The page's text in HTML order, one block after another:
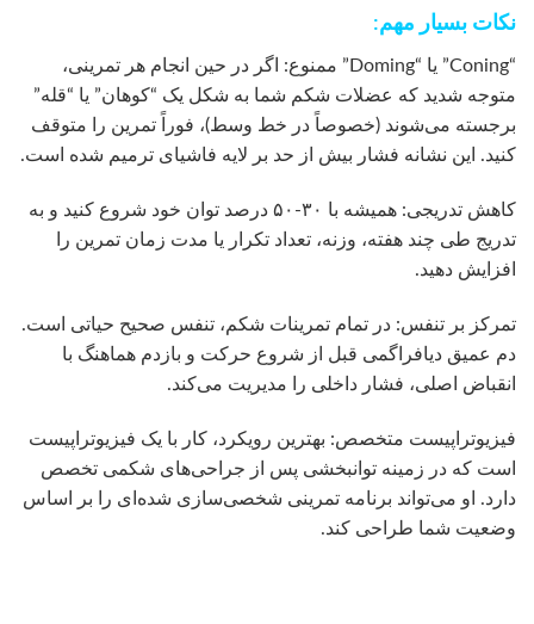
نکات بسیار مهم:
“Coning” یا “Doming” ممنوع: اگر در حین انجام هر تمرینی،
متوجه شدید که عضلات شکم شما به شکل یک “کوهان” یا “قله”
برجسته می‌شوند (خصوصاً در خط وسط)، فوراً تمرین را متوقف
کنید. این نشانه فشار بیش از حد بر لایه فاشیای ترمیم شده است.
کاهش تدریجی: همیشه با ۳۰-۵۰ درصد توان خود شروع کنید و به
تدریج طی چند هفته، وزنه، تعداد تکرار یا مدت زمان تمرین را
افزایش دهید.
تمرکز بر تنفس: در تمام تمرینات شکم، تنفس صحیح حیاتی است.
دم عمیق دیافراگمی قبل از شروع حرکت و بازدم هماهنگ با
انقباض اصلی، فشار داخلی را مدیریت می‌کند.
فیزیوتراپیست متخصص: بهترین رویکرد، کار با یک فیزیوتراپیست
است که در زمینه توانبخشی پس از جراحی‌های شکمی تخصص
دارد. او می‌تواند برنامه تمرینی شخصی‌سازی شده‌ای را بر اساس
وضعیت شما طراحی کند.